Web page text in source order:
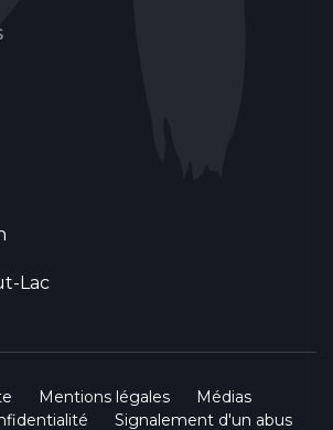
Lac
Mentions légales
Médias
Signalement d'un abus